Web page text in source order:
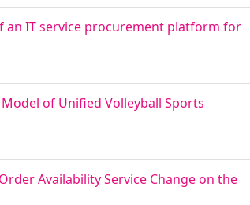
an IT service procurement platform for
of Unified Volleyball Sports
Availability Service Change on the